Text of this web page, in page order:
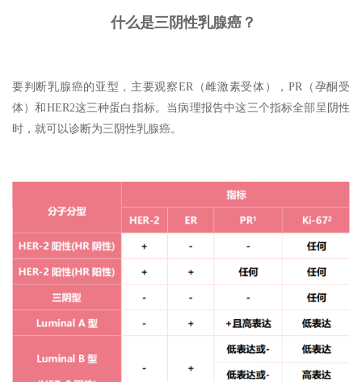
什么是三阴性乳腺癌？
要判断乳腺癌的亚型，主要观察ER（雌激素受体），PR（孕酮受
体）和HER2这三种蛋白指标。当病理报告中这三个指标全部呈阴性
时，就可以诊断为三阴性乳腺癌。